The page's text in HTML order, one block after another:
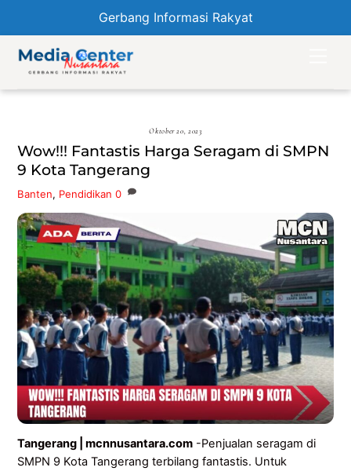
Gerbang Informasi Rakyat
content
Oktober 20, 2023
Wow!!! Fantastis Harga Seragam di SMPN
9 Kota Tangerang
Banten, Pendidikan 0
Tangerang | mcnnusantara.com -Penjualan seragam di
SMPN 9 Kota Tangerang terbilang fantastis. Untuk